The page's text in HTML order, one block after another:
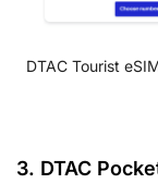
DTAC Tourist
3. DTAC